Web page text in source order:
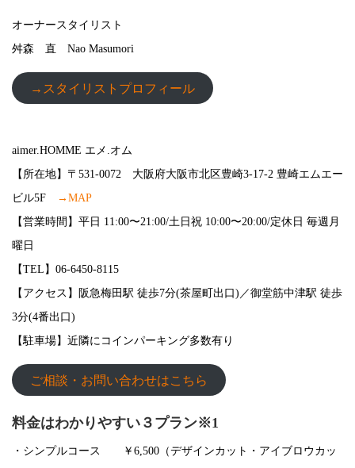
オーナースタイリスト
舛森 直 Nao Masumori
→スタイリストプロフィール
aimer.HOMME エメ.オム
【所在地】〒531-0072 大阪府大阪市北区豊崎3-17-2 豊崎エムエー
ビル5F
→MAP
【営業時間】平日 11:00〜21:00/土日祝 10:00〜20:00/定休日 毎週月
曜日
【TEL】06-6450-8115
【アクセス】阪急梅田駅 徒歩7分(茶屋町出口)／御堂筋中津駅 徒歩
3分(4番出口)
【駐車場】近隣にコインパーキング多数有り
ご相談・お問い合わせはこちら
料金はわかりやすい３プラン※1
・シンプルコース ￥6,500（デザインカット・アイブロウカッ